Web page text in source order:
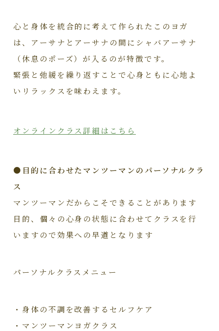
心と身体を統合的に考えて作られたこのヨガ
は、アーサナとアーサナの間にシャバアーサナ
（休息のポーズ）が入るのが特徴です。
緊張と弛緩を繰り返すことで心身ともに心地よ
いリラックスを味わえます。
オンラインクラス詳細はこちら
●目的に合わせたマンツーマンのパーソナルクラ
ス
マンツーマンだからこそできることがあります
目的、個々の心身の状態に合わせてクラスを行
いますので効果への早道となります
パーソナルクラスメニュー
・身体の不調を改善するセルフケア
・マンツーマンヨガクラス